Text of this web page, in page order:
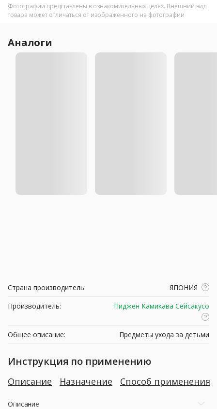
Фотографии представлены в ознакомительных целях. Внешний вид
товара может отличаться от изображенного на фотографии
Аналоги
Страна производитель:
ЯПОНИЯ
Производитель:
Пиджен Камикава Сейсакусо
Общее описание: Предметы ухода за детьми
Инструкция по применению
Описание Назначение Способ применения
Описание